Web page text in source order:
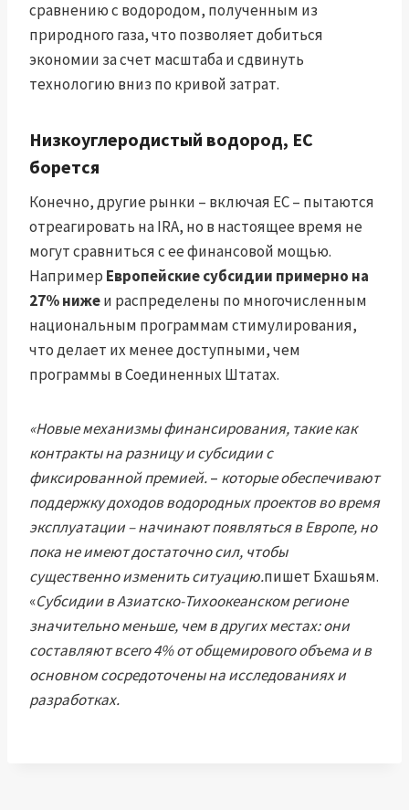
сравнению с водородом, полученным из
природного газа, что позволяет добиться
экономии за счет масштаба и сдвинуть
технологию вниз по кривой затрат.
Низкоуглеродистый водород, ЕС
борется
Конечно, другие рынки – включая ЕС – пытаются
отреагировать на IRA, но в настоящее время не
могут сравниться с ее финансовой мощью.
Например Европейские субсидии примерно на
27% нижеи распределены по многочисленным
национальным программам стимулирования,
что делает их менее доступными, чем
программы в Соединенных Штатах.
«Новые механизмы финансирования, такие как
контракты на разницу и субсидии с
фиксированной премией.– которые обеспечивают
поддержку доходов водородных проектов во время
эксплуатации – начинают появляться в Европе, но
пока не имеют достаточно сил, чтобы
существенно изменить ситуацию.пишет Бхашьям.
«Субсидии в Азиатско-Тихоокеанском регионе
значительно меньше, чем в других местах: они
составляют всего 4% от общемирового объема и в
основном сосредоточены на исследованиях и
разработках.